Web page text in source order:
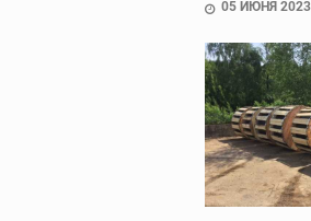
05 ИЮНЯ